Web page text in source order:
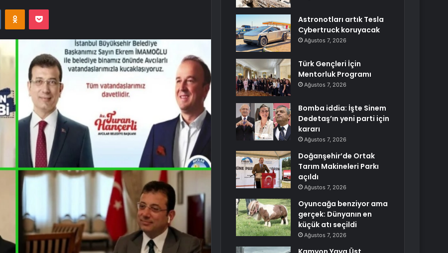
VKontakteOdnoklassniki
Pocket
Astronotları artık Tesla
Cybertruck koruyacak
Ağustos 7, 2026
Türk Gençleri İçin
Mentorluk Programı
Ağustos 7, 2026
Bomba iddia: İşte Sinem
Dedetaş’ın yeni parti için
kararı
Ağustos 7, 2026
Doğanşehir’de Ortak
Tarım Makineleri Parkı
açıldı
Ağustos 7, 2026
Oyuncağa benziyor ama
gerçek: Dünyanın en
küçük atı seçildi
Ağustos 7, 2026